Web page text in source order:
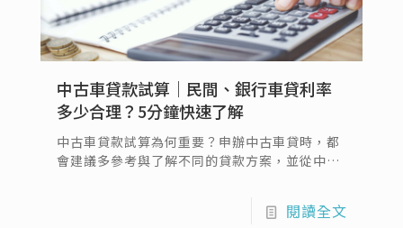
中古車貸款試算｜民間、銀行車貸利率
多少合理？5分鐘快速了解
中古車貸款試算為何重要？申辦中古車貸時，都
會建議多參考與了解不同的貸款方案，並從中選
快速掌握還款方案的關鍵。本文將透過中古車車
閱讀全文